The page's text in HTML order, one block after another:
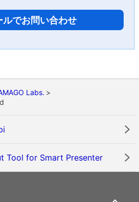
ルでお問い合わせ
Labs.
Tool for Smart Presenter